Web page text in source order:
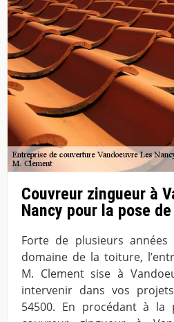
Couvreur zingueur à
Nancy pour la pose
Forte de plusieurs années
domaine de la toiture,
M. Clement sise à
intervenir dans vos
54500. En procédant à la